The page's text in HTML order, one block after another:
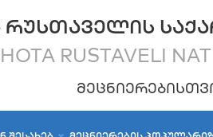
RUSTAVELI